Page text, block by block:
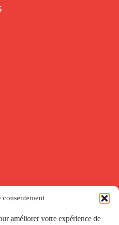
consentement
améliorer votre expérience de